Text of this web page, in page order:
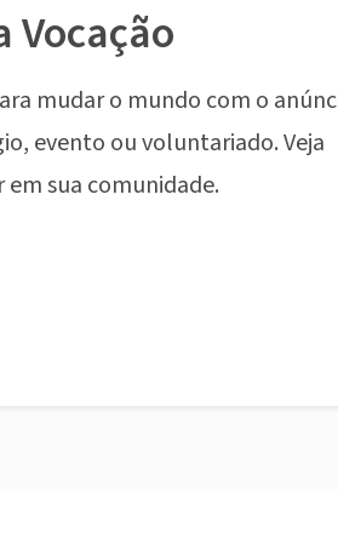
Vocação
mudar o mundo com o
evento ou voluntariado. Veja
sua comunidade.